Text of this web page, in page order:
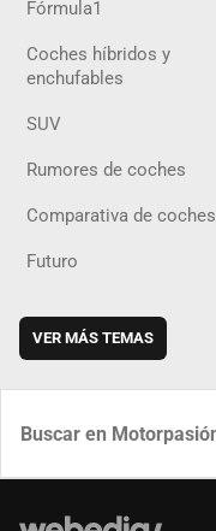
Fórmula1
Coches híbridos y
enchufables
SUV
Rumores de coches
Comparativa de coches
Futuro
VER MÁS TEMAS